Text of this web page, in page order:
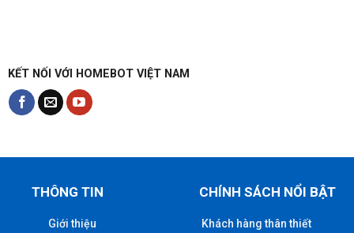
KẾT NỐI VỚI HOMEBOT VIỆT NAM
THÔNG TIN
Giới thiệu
CHÍNH SÁCH NỔI BẬT
Khách hàng thân thiết